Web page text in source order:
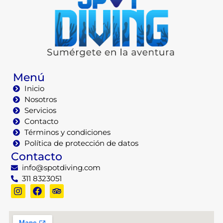
Menú
Inicio
Nosotros
Servicios
Contacto
Términos y condiciones
Política de protección de datos
Contacto
info@spotdiving.com
311 8323051